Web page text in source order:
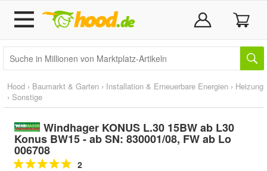
Hood › Baumarkt & Garten › Installation & Erneuerbare Energien › Heizung
› Sonstige
Windhager KONUS L.30 15BW ab L30
Konus BW15 - ab SN: 830001/08, FW ab Lo
006708
2